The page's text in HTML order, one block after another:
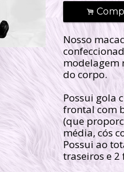
.
Nosso
modelagem
do corpo.
Possui gola
frontal com
(que
média, cós
Possui ao
traseiros e 2